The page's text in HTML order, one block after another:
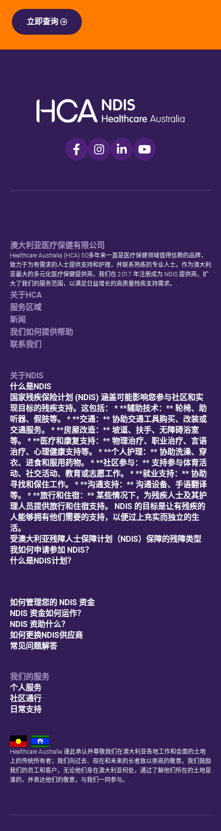
立即查询
澳大利亚医疗保健有限公司
Healthcare Australia (HCA) 50多年来一直是医疗保健领域值得信赖的品牌，
致力于为有需求的人士提供支持和护理，并联系熟练的专业人士。作为澳大利
亚最大的多元化医疗保健提供商，我们在 2017 年注册成为 NDIS 提供商，扩
大了我们的服务范围，以满足日益增长的高质量残疾支持需求。.
关于HCA
服务区域
新闻
我们如何提供帮助
联系我们
关于NDIS
什么是NDIS
国家残疾保险计划 (NDIS) 涵盖可能影响您参与社区和实
现目标的残疾支持。这包括： * **辅助技术：** 轮椅、助
听器、假肢等。 * **交通：** 协助交通工具购买、改装或
交通服务。 * **房屋改造：** 坡道、扶手、无障碍浴室
等。 * **医疗和康复支持：** 物理治疗、职业治疗、言语
治疗、心理健康支持等。 * **个人护理：** 协助洗澡、穿
衣、进食和服用药物。 * **社区参与：** 支持参与体育活
动、社交活动、教育或志愿工作。 * **就业支持：** 协助
寻找和保住工作。 * **沟通支持：** 沟通设备、手语翻译
等。 * **旅行和住宿：** 某些情况下，为残疾人士及其护
理人员提供旅行和住宿支持。 NDIS 的目标是让有残疾的
人能够拥有他们需要的支持，以便过上充实而独立的生
活。
受澳大利亚残障人士保障计划（NDIS）保障的残障类型
我如何申请参加 NDIS？
什么是NDIS计划？
如何管理您的 NDIS 资金
NDIS 资金如何运作？
NDIS 资助什么？
如何更换NDIS供应商
常见问题解答
我们的服务
个人服务
社区通行
日常支持
Healthcare Australia 谨此承认并尊敬我们在澳大利亚各地工作和会面的土地
上的传统所有者；我们向过去、现在和未来的长者致以崇高的敬意。我们鼓励
我们的员工和客户，无论他们身在澳大利亚何处，通过了解他们所在的土地是
谁的，并表达他们的敬意，与我们一同参与。.